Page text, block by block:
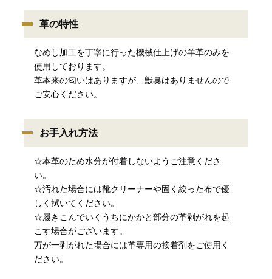
革の特性
なめし加工を丁寧に行った機械仕上げの羊革のみを
使用しております。
革本来の匂いはありますが、獣臭はありませんので
ご安心ください。
お手入れ方法
☆本革のため水分が付着しないようご注意くださ
い。
☆汚れた場合には靴クリーナーや固く絞った布で優
しく拭いてください。
☆履きこんでいくうちにかかと部分の革剥がれを起
こす場合がございます。
万が一剥がれた場合には革専用の接着剤をご使用く
ださい。